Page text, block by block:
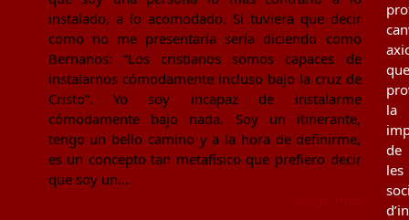
instalado, a lo acomodado. Si tuviera que decir
como no me presentaría sería diciendo como
Bernanos: “Los cristianos somos capaces de
instalarnos cómodamente incluso bajo la cruz de
Cristo”. Yo soy incapaz de instalarme
cómodamente bajo nada. Soy un itinerante,
tengo un bello camino y a la hora de definirme,
es un concepto tan metafísico que prefiero decir
que soy un…
que
la
de
les